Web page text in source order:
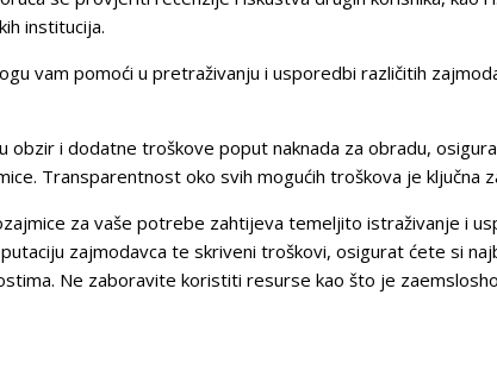
institucija.
vam pomoći u pretraživanju i usporedbi različitih
obzir i dodatne troškove poput naknada za obradu,
Transparentnost oko svih mogućih troškova je ključna
za vaše potrebe zahtijeva temeljito istraživanje i
zajmodavca te skriveni troškovi, osigurat ćete si
Ne zaboravite koristiti resurse kao što je